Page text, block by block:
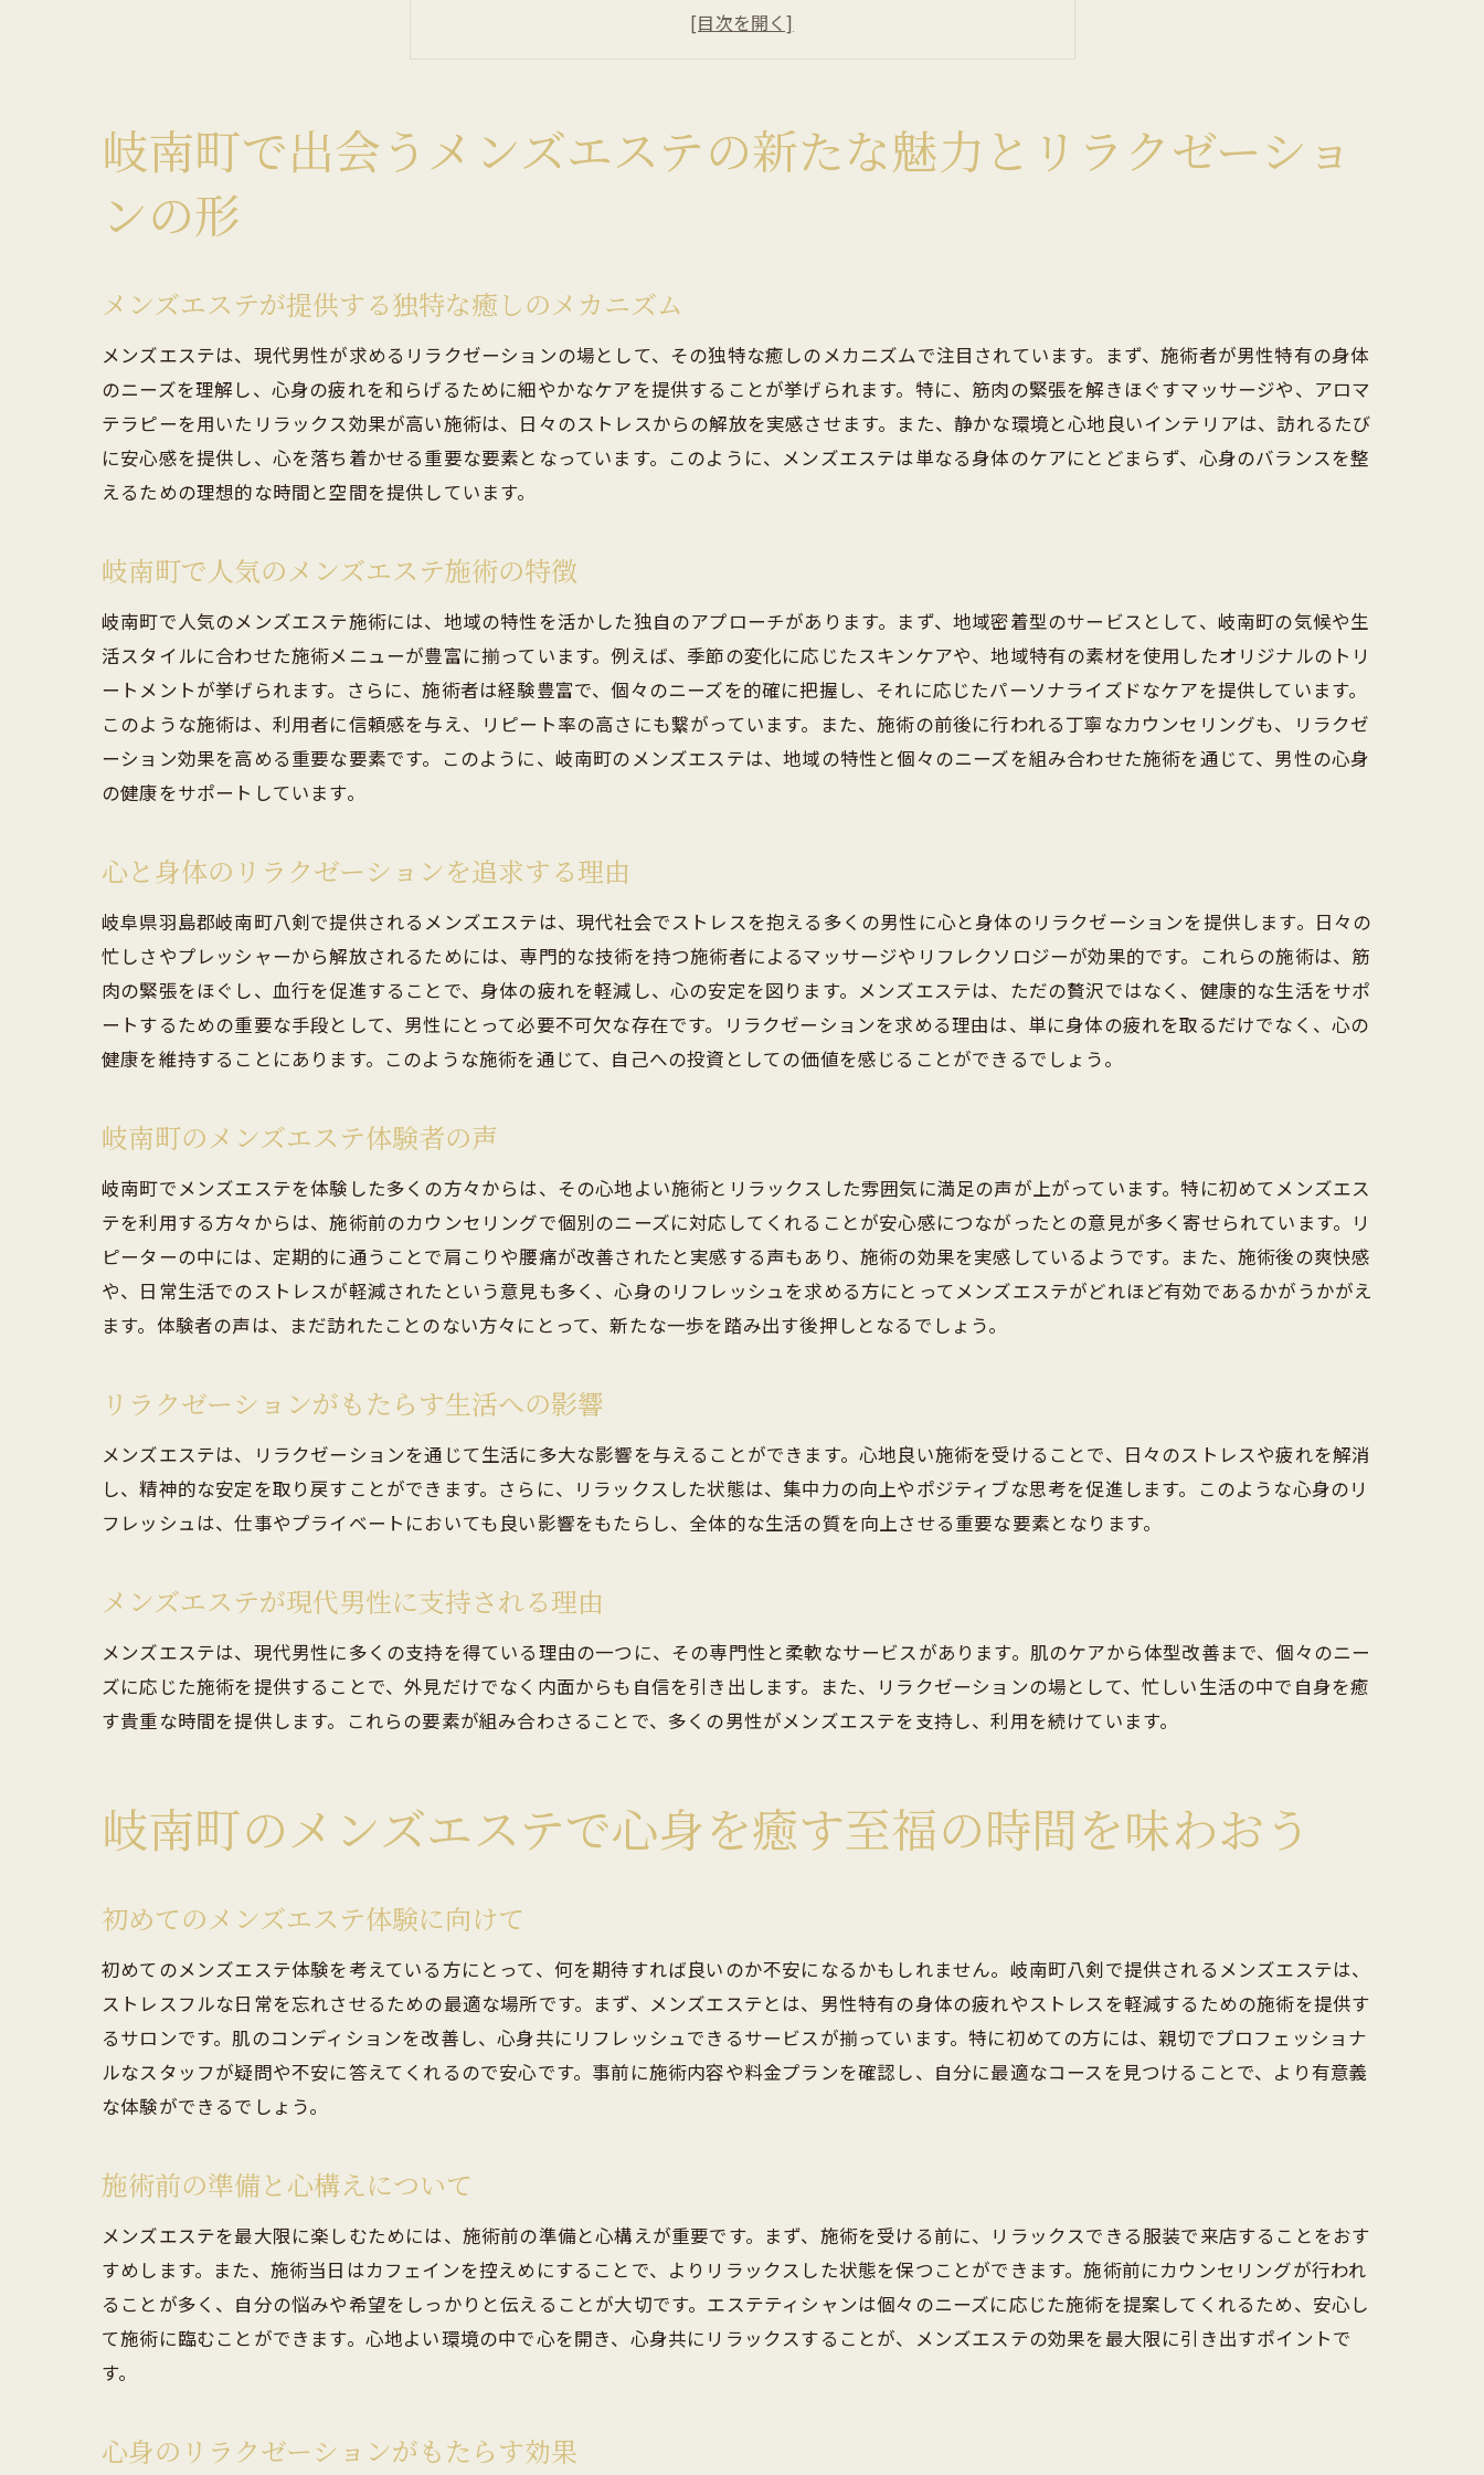
心と身体のリラクゼーションを追求する理由
メンズエステが現代男性に支持される理由
岐南町のメンズエステで心身を癒す至福の時間を味わおう
心身のリラクゼーションがもたらす効果
メンズエステ施術後の心地よさを長く保つコツ
日常生活でのストレス解消に役立つ施術内容
岐南町でメンズエステの施術内容とその効果を徹底解説
主要な施術メニューとその効果について
施術の選び方と自分に合ったプランを見つける方法
効果的なリラクゼーションのための施術の組み合わせ
施術後のアフターケアとその重要性
岐南町のメンズエステで体感する究極のリラクゼーション
リラクゼーションの新しい定義を知る
リラクゼーション効果を高めるための生活習慣
岐南町で体感できるリラクゼーションのポイント
岐南町のメンズエステが提供する安心で快適な環境とは
安心して施術を受けるための環境作り
衛生管理と顧客への配慮
プライバシー保護のための取り組み
長く通いたくなるメンズエステの雰囲気づくり
男性のための岐南町メンズエステで新たな自分に出会う
メンズエステが人生に与える影響
自分磨きの一環としてのエステ体験
施術を通じて得られる自信と魅力
ライフスタイルの改善に役立つエステの役割
メンズエステで得られる新たな視点と気づき
岐南町メンズエステの重要性と現代男性のリフレッシュ術
メンズエステが提供するリフレッシュ術
岐南町でのリフレッシュ方法の選択肢
日々の疲れを癒すためのエステ活用法
リフレッシュがもたらす心身のバランス
ストレス解消に効果的な施術内容
メンズエステが提供するストレスフリーの時間
岐南町でストレス軽減を目指すメンズエステ
持続的なストレス管理のためのエステの活用
岐南町で出会うメンズエステの新たな魅力とリラクゼーショ
ンの形
メンズエステが提供する独特な癒しのメカニズム
メンズエステは、現代男性が求めるリラクゼーションの場として、その独特な癒しのメカニズムで注目されています。まず、施術者が男性特有の身体
のニーズを理解し、心身の疲れを和らげるために細やかなケアを提供することが挙げられます。特に、筋肉の緊張を解きほぐすマッサージや、アロマ
テラピーを用いたリラックス効果が高い施術は、日々のストレスからの解放を実感させます。また、静かな環境と心地良いインテリアは、訪れるたび
に安心感を提供し、心を落ち着かせる重要な要素となっています。このように、メンズエステは単なる身体のケアにとどまらず、心身のバランスを整
えるための理想的な時間と空間を提供しています。
岐南町で人気のメンズエステ施術の特徴
岐南町で人気のメンズエステ施術には、地域の特性を活かした独自のアプローチがあります。まず、地域密着型のサービスとして、岐南町の気候や生
活スタイルに合わせた施術メニューが豊富に揃っています。例えば、季節の変化に応じたスキンケアや、地域特有の素材を使用したオリジナルのトリ
ートメントが挙げられます。さらに、施術者は経験豊富で、個々のニーズを的確に把握し、それに応じたパーソナライズドなケアを提供しています。
このような施術は、利用者に信頼感を与え、リピート率の高さにも繋がっています。また、施術の前後に行われる丁寧なカウンセリングも、リラクゼ
ーション効果を高める重要な要素です。このように、岐南町のメンズエステは、地域の特性と個々のニーズを組み合わせた施術を通じて、男性の心身
の健康をサポートしています。
心と身体のリラクゼーションを追求する理由
岐阜県羽島郡岐南町八剣で提供されるメンズエステは、現代社会でストレスを抱える多くの男性に心と身体のリラクゼーションを提供します。日々の
忙しさやプレッシャーから解放されるためには、専門的な技術を持つ施術者によるマッサージやリフレクソロジーが効果的です。これらの施術は、筋
肉の緊張をほぐし、血行を促進することで、身体の疲れを軽減し、心の安定を図ります。メンズエステは、ただの贅沢ではなく、健康的な生活をサポ
ートするための重要な手段として、男性にとって必要不可欠な存在です。リラクゼーションを求める理由は、単に身体の疲れを取るだけでなく、心の
健康を維持することにあります。このような施術を通じて、自己への投資としての価値を感じることができるでしょう。
岐南町のメンズエステ体験者の声
岐南町でメンズエステを体験した多くの方々からは、その心地よい施術とリラックスした雰囲気に満足の声が上がっています。特に初めてメンズエス
テを利用する方々からは、施術前のカウンセリングで個別のニーズに対応してくれることが安心感につながったとの意見が多く寄せられています。リ
ピーターの中には、定期的に通うことで肩こりや腰痛が改善されたと実感する声もあり、施術の効果を実感しているようです。また、施術後の爽快感
や、日常生活でのストレスが軽減されたという意見も多く、心身のリフレッシュを求める方にとってメンズエステがどれほど有効であるかがうかがえ
ます。体験者の声は、まだ訪れたことのない方々にとって、新たな一歩を踏み出す後押しとなるでしょう。
リラクゼーションがもたらす生活への影響
メンズエステは、リラクゼーションを通じて生活に多大な影響を与えることができます。心地良い施術を受けることで、日々のストレスや疲れを解消
し、精神的な安定を取り戻すことができます。さらに、リラックスした状態は、集中力の向上やポジティブな思考を促進します。このような心身のリ
フレッシュは、仕事やプライベートにおいても良い影響をもたらし、全体的な生活の質を向上させる重要な要素となります。
メンズエステが現代男性に支持される理由
メンズエステは、現代男性に多くの支持を得ている理由の一つに、その専門性と柔軟なサービスがあります。肌のケアから体型改善まで、個々のニー
ズに応じた施術を提供することで、外見だけでなく内面からも自信を引き出します。また、リラクゼーションの場として、忙しい生活の中で自身を癒
す貴重な時間を提供します。これらの要素が組み合わさることで、多くの男性がメンズエステを支持し、利用を続けています。
岐南町のメンズエステで心身を癒す至福の時間を味わおう
初めてのメンズエステ体験に向けて
初めてのメンズエステ体験を考えている方にとって、何を期待すれば良いのか不安になるかもしれません。岐南町八剣で提供されるメンズエステは、
ストレスフルな日常を忘れさせるための最適な場所です。まず、メンズエステとは、男性特有の身体の疲れやストレスを軽減するための施術を提供す
るサロンです。肌のコンディションを改善し、心身共にリフレッシュできるサービスが揃っています。特に初めての方には、親切でプロフェッショナ
ルなスタッフが疑問や不安に答えてくれるので安心です。事前に施術内容や料金プランを確認し、自分に最適なコースを見つけることで、より有意義
な体験ができるでしょう。
施術前の準備と心構えについて
メンズエステを最大限に楽しむためには、施術前の準備と心構えが重要です。まず、施術を受ける前に、リラックスできる服装で来店することをおす
すめします。また、施術当日はカフェインを控えめにすることで、よりリラックスした状態を保つことができます。施術前にカウンセリングが行われ
ることが多く、自分の悩みや希望をしっかりと伝えることが大切です。エステティシャンは個々のニーズに応じた施術を提案してくれるため、安心し
て施術に臨むことができます。心地よい環境の中で心を開き、心身共にリラックスすることが、メンズエステの効果を最大限に引き出すポイントで
す。
心身のリラクゼーションがもたらす効果